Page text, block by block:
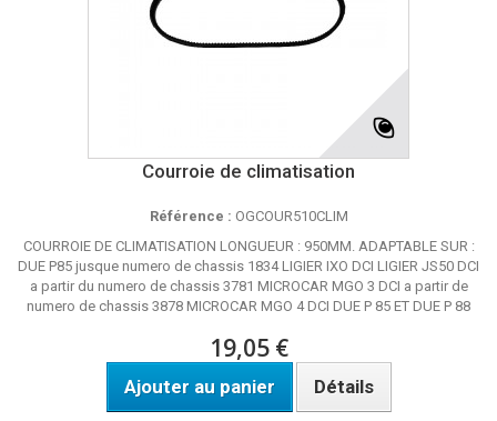
Courroie de climatisation
Référence : OGCOUR510CLIM
COURROIE DE CLIMATISATION LONGUEUR : 950MM. ADAPTABLE SUR :
DUE P85 jusque numero de chassis 1834 LIGIER IXO DCI LIGIER JS50 DCI
a partir du numero de chassis 3781 MICROCAR MGO 3 DCI a partir de
numero de chassis 3878 MICROCAR MGO 4 DCI DUE P 85 ET DUE P 88
19,05 €
Ajouter au panier Détails